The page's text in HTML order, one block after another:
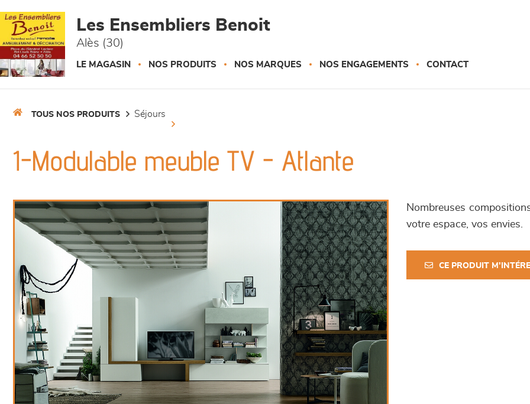
Les Ensembliers Benoit
Alès (30)
LE MAGASIN NOS PRODUITS NOS MARQUES NOS ENGAGEMENTS CONTACT
TOUS NOS PRODUITS séjours
1-Modulable meuble TV - Atlante
Nombreuses
votre espace, vos envies.
CE PRODUIT